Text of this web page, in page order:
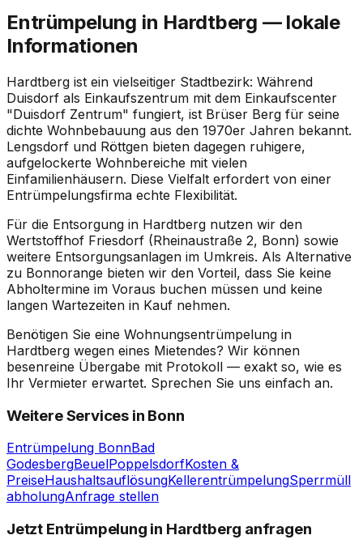
Entrümpelung in Hardtberg — lokale
Informationen
Hardtberg ist ein vielseitiger Stadtbezirk: Während
Duisdorf als Einkaufszentrum mit dem Einkaufscenter
"Duisdorf Zentrum" fungiert, ist Brüser Berg für seine
dichte Wohnbebauung aus den 1970er Jahren bekannt.
Lengsdorf und Röttgen bieten dagegen ruhigere,
aufgelockerte Wohnbereiche mit vielen
Einfamilienhäusern. Diese Vielfalt erfordert von einer
Entrümpelungsfirma echte Flexibilität.
Für die Entsorgung in Hardtberg nutzen wir den
Wertstoffhof Friesdorf (Rheinaustraße 2, Bonn) sowie
weitere Entsorgungsanlagen im Umkreis. Als Alternative
zu Bonnorange bieten wir den Vorteil, dass Sie keine
Abholtermine im Voraus buchen müssen und keine
langen Wartezeiten in Kauf nehmen.
Benötigen Sie eine Wohnungsentrümpelung in
Hardtberg wegen eines Mietendes? Wir können
besenreine Übergabe mit Protokoll — exakt so, wie es
Ihr Vermieter erwartet. Sprechen Sie uns einfach an.
Weitere Services in Bonn
Entrümpelung BonnBad
GodesbergBeuelPoppelsdorfKosten &
PreiseHaushaltsauflösungKellerentrümpelungSperrmüll
abholungAnfrage stellen
Jetzt Entrümpelung in Hardtberg anfragen